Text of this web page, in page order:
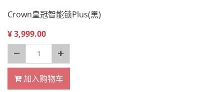
Crown皇冠智能锁Plus(黑)
¥3,999.00
加入购物车